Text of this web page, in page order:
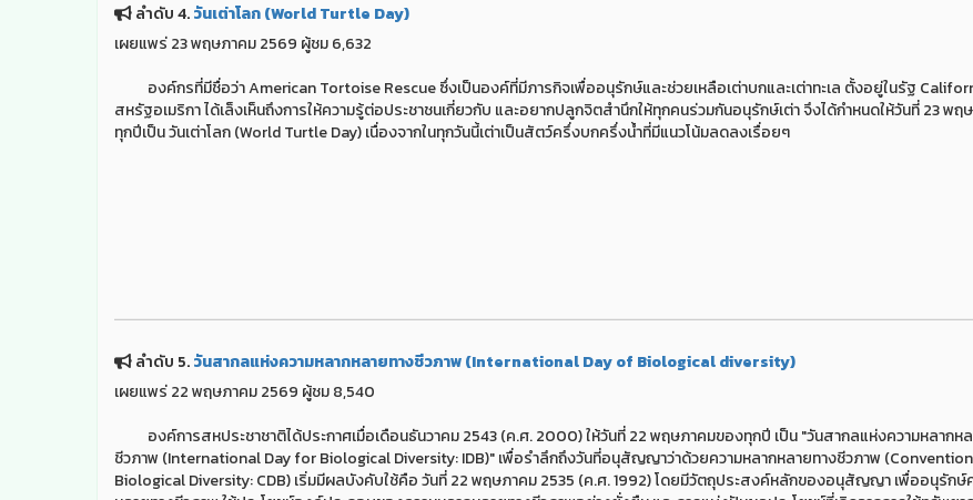
ลำดับ 4.วันเต่าโลก (World Turtle Day)
เผยแพร่ 23 พฤษภาคม 2569 ผู้ชม 6,632
องค์กรที่มีชื่อว่า American Tortoise Rescue ซึ่งเป็นองค์ที่มีภารกิจเพื่ออนุรักษ์และช่วยเหลือเต่าบกและเต่าทะเล ตั้งอยู่ในรัฐ
สหรัฐอเมริกา ได้เล็งเห็นถึงการให้ความรู้ต่อประชาชนเกี่ยวกับ และอยากปลูกจิตสำนึกให้ทุกคนร่วมกันอนุรักษ์เต่า จึงได้กำหนดให้วันที่ 23 พ
ทุกปีเป็น วันเต่าโลก (World Turtle Day) เนื่องจากในทุกวันนี้เต่าเป็นสัตว์ครึ่งบกครึ่งน้ำที่มีแนวโน้มลดลงเรื่อยๆ
ลำดับ 5.วันสากลแห่งความหลากหลายทางชีวภาพ (International Day of Biological diversity)
เผยแพร่ 22 พฤษภาคม 2569 ผู้ชม 8,540
องค์การสหประชาชาติได้ประกาศเมื่อเดือนธันวาคม 2543 (ค.ศ. 2000) ให้วันที่ 22 พฤษภาคมของทุกปี เป็น "วันสากลแห่งความหลากห
ชีวภาพ (International Day for Biological Diversity: IDB)" เพื่อรำลึกถึงวันที่อนุสัญญาว่าด้วยความหลากหลายทางชีวภาพ
Biological Diversity: CDB) เริ่มมีผลบังคับใช้คือ วันที่ 22 พฤษภาคม 2535 (ค.ศ. 1992) โดยมีวัตถุประสงค์หลักของอนุสัญญา เพื่ออนุรักษ์